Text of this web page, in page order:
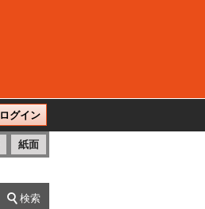
ログイン
紙面